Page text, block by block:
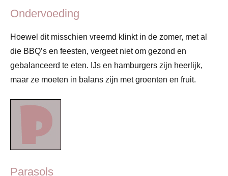
Ondervoeding
Hoewel dit misschien vreemd klinkt in de zomer, met al
die BBQ’s en feesten, vergeet niet om gezond en
gebalanceerd te eten. IJs en hamburgers zijn heerlijk,
maar ze moeten in balans zijn met groenten en fruit.
Parasols